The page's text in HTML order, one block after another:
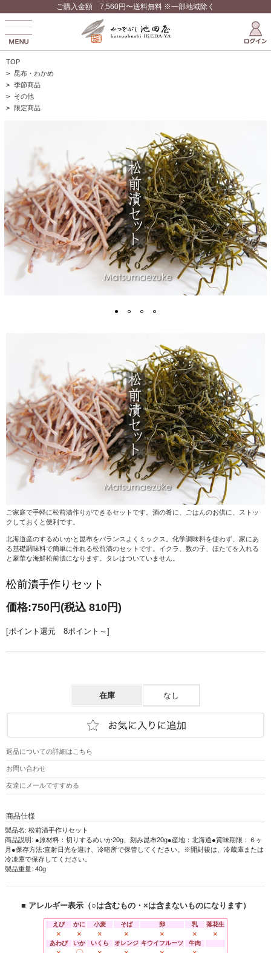
ご購入金額 7,560円〜送料無料 ※一部地域除く
TOP
> 昆布・わかめ
> 季節商品
> その他
> 限定商品
ご家庭で手軽に松前漬作りができるセットです。酒の肴に、ごはんのお供に、ストッ
クしておくと便利です。
北海道産のするめいかと昆布をバランスよくミックス。化学調味料を使わず、家にあ
る基礎調味料で簡単に作れる松前漬のセットです。イクラ、数の子、ほたてを入れる
と豪華な海鮮松前漬になります。タレはついていません。
松前漬手作りセット
価格:750円 (税込 810円)
[ポイント還元 8ポイント～]
在庫 なし
返品についての詳細はこちら
お問い合わせ
友達にメールですすめる
商品仕様
製品名: 松前漬手作りセット
商品説明: ●原材料：切りするめいか20g、刻み昆布20g●産地：北海道●賞味期限：６ヶ
月●保存方法:直射日光を避け、冷暗所で保管してください。※開封後は、冷蔵庫または
冷凍庫で保存してください。
製品重量: 40g
■ アレルギー表示（○は含むもの・×は含まないものになります）
えび かに 小麦 そば 卵 乳 落花生
× × × × × × ×
あわび いか いくら オレンジ キウイフルーツ 牛肉